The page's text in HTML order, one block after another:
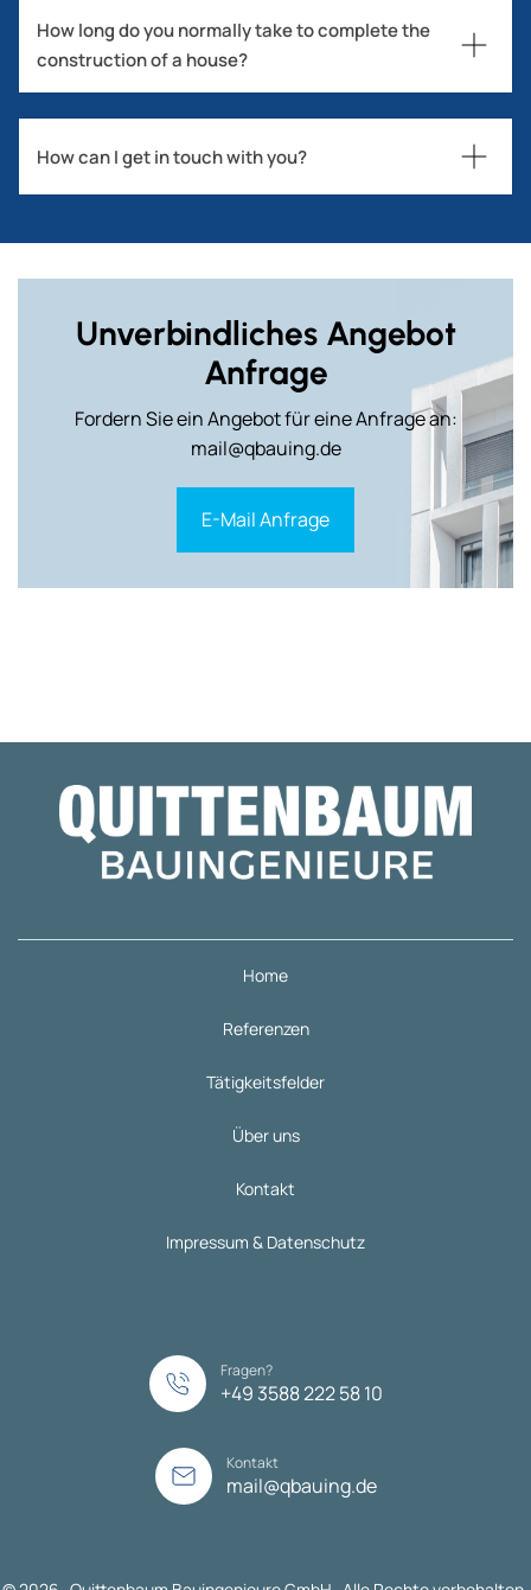
How long do you normally take to complete the
construction of a house?
How can I get in touch with you?
Unverbindliches Angebot
Anfrage
Fordern Sie ein Angebot für eine Anfrage an:
mail@qbauing.de
E-Mail Anfrage
Home
Referenzen
Tätigkeitsfelder
Über uns
Kontakt
Impressum & Datenschutz
Fragen?
+49 3588 222 58 10
Kontakt
mail@qbauing.de